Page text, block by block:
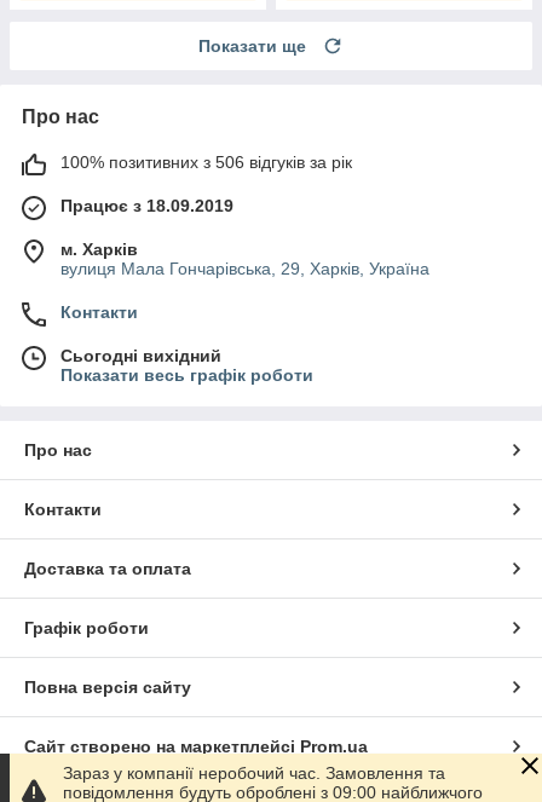
Показати ще
Про нас
100% позитивних з 506 відгуків за рік
Працює з 18.09.2019
м. Харків
вулиця Мала Гончарівська, 29, Харків, Україна
Контакти
Сьогодні вихідний
Показати весь графік роботи
Про нас
Контакти
Доставка та оплата
Графік роботи
Повна версія сайту
Сайт створено на маркетплейсі Prom.ua
Зараз у компанії неробочий час. Замовлення та
повідомлення будуть оброблені з 09:00 найближчого